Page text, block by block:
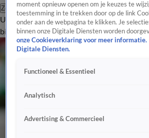
Zoeken
UitzendingenVandaag InsideDe
bijwonen
moment opnieuw openen om je keuzes te
toestemming in te trekken door op de link
onder aan de webpagina te klikken. Je
binnen onze Digitale Diensten worden
onze Cookieverklaring voor meer informatie.
Digitale Diensten.
Functioneel & Essentieel
Analytisch
Advertising & Commercieel